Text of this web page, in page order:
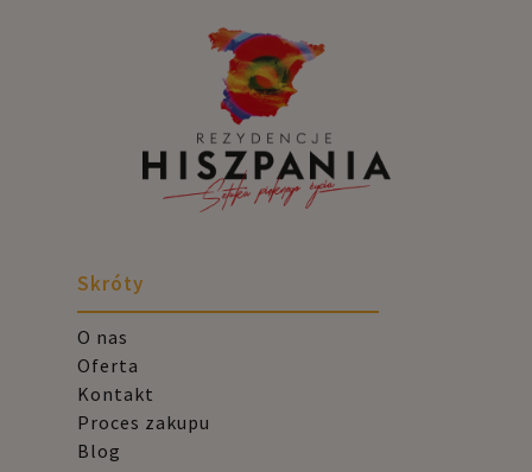
Skróty
O nas
Oferta
Kontakt
Proces zakupu
Blog